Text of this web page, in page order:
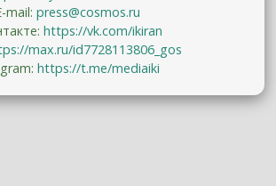
mail: press@cosmos.ru
https://vk.com/ikiran
max.ru/id7728113806_gos
https://t.me/mediaiki